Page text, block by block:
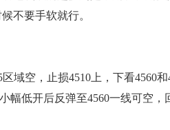
不要手软就行。
区域空，止损4510上，下看4560和
幅低开后反弹至4560一线可空，